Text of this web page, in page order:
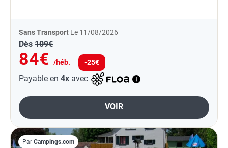
Sans Transport Le 11/08/2026
Dès 109€
84€ /héb. -25€
Payable en 4x avec
VOIR
Par Campings.com